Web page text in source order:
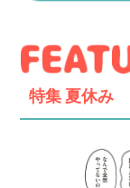
特集 夏休み